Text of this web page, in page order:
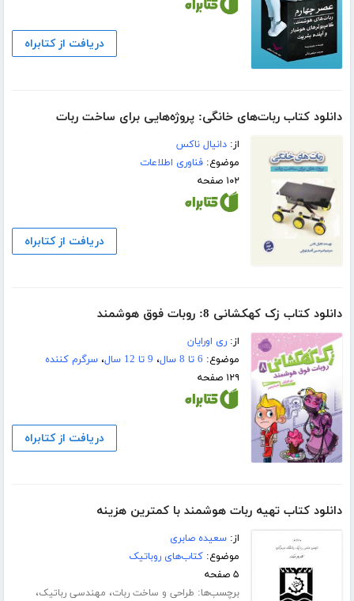
دریافت از کتابراه
دانلود کتاب ربات‌های خانگی: پروژه‌هایی برای ساخت ربات
از:دانیال ناکس
موضوع:فناوری اطلاعات
۱۰۲ صفحه
دریافت از کتابراه
دانلود کتاب زک کهکشانی 8: روبات فوق هوشمند
از:ری اورایان
موضوع: 6 تا 8 سال ، 9 تا 12 سال ،سرگرم کننده
۱۲۹ صفحه
دریافت از کتابراه
دانلود کتاب تهیه ربات هوشمند با کمترین هزینه
از:سعیده صابری
موضوع:کتاب‌های روباتیک
۵ صفحه
برچسب‌ها: طراحی و ساخت ربات، مهندسی رباتیک،